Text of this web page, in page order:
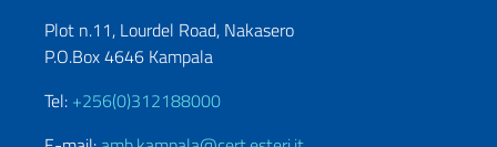
Plot n.11, Lourdel Road, Nakasero
P.O.Box 4646 Kampala
Tel: +256(0)312188000